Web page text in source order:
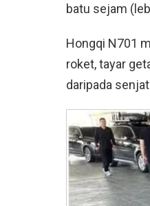
batu sejam
Hongqi N701
roket, tayar
daripada